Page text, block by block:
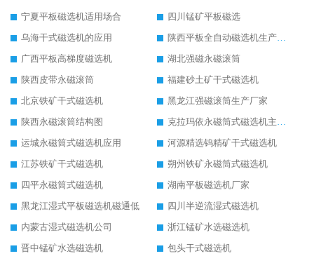
宁夏平板磁选机适用场合
四川锰矿平板磁选
乌海干式磁选机的应用
陕西平板全自动磁选机生产厂家
广西平板高梯度磁选机
湖北强磁永磁滚筒
陕西皮带永磁滚筒
福建砂土矿干式磁选机
北京铁矿干式磁选机
黑龙江强磁滚筒生产厂家
陕西永磁滚筒结构图
克拉玛依永磁筒式磁选机主要技术参数
运城永磁筒式磁选机应用
河源精选钨精矿干式磁选机
江苏铁矿干式磁选机
朔州铁矿永磁筒式磁选机
四平永磁筒式磁选机
湖南平板磁选机厂家
黑龙江湿式平板磁选机磁通低
四川半逆流湿式磁选机
内蒙古湿式磁选机公司
浙江锰矿水选磁选机
晋中锰矿水选磁选机
包头干式磁选机